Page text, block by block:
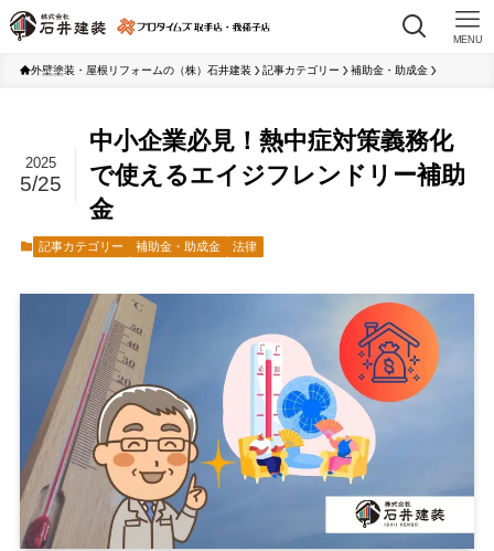
MENU
外壁塗装・屋根リフォームの（株）石井建装 記事カテゴリー 補助金・助成金
中小企業必見！熱中症対策義務化
で使えるエイジフレンドリー補助
金
2025
5/25
記事カテゴリー 補助金・助成金 法律